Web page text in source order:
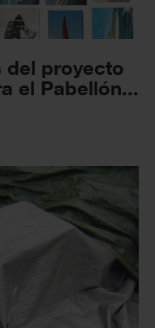
del proyecto
el Pabellón...